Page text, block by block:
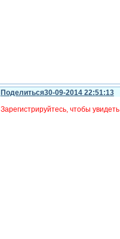
Поделиться30-09-2014 22:51:13
Зарегистрируйтесь, чтобы